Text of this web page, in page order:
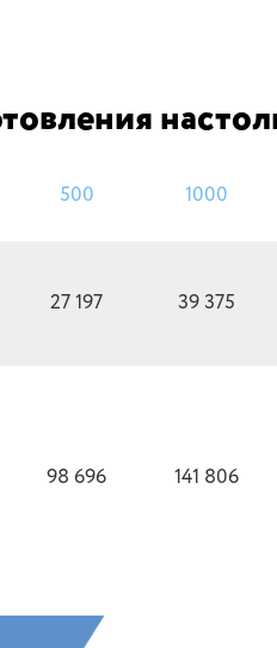
500 1000
27 197 39 375
98 696 141 806